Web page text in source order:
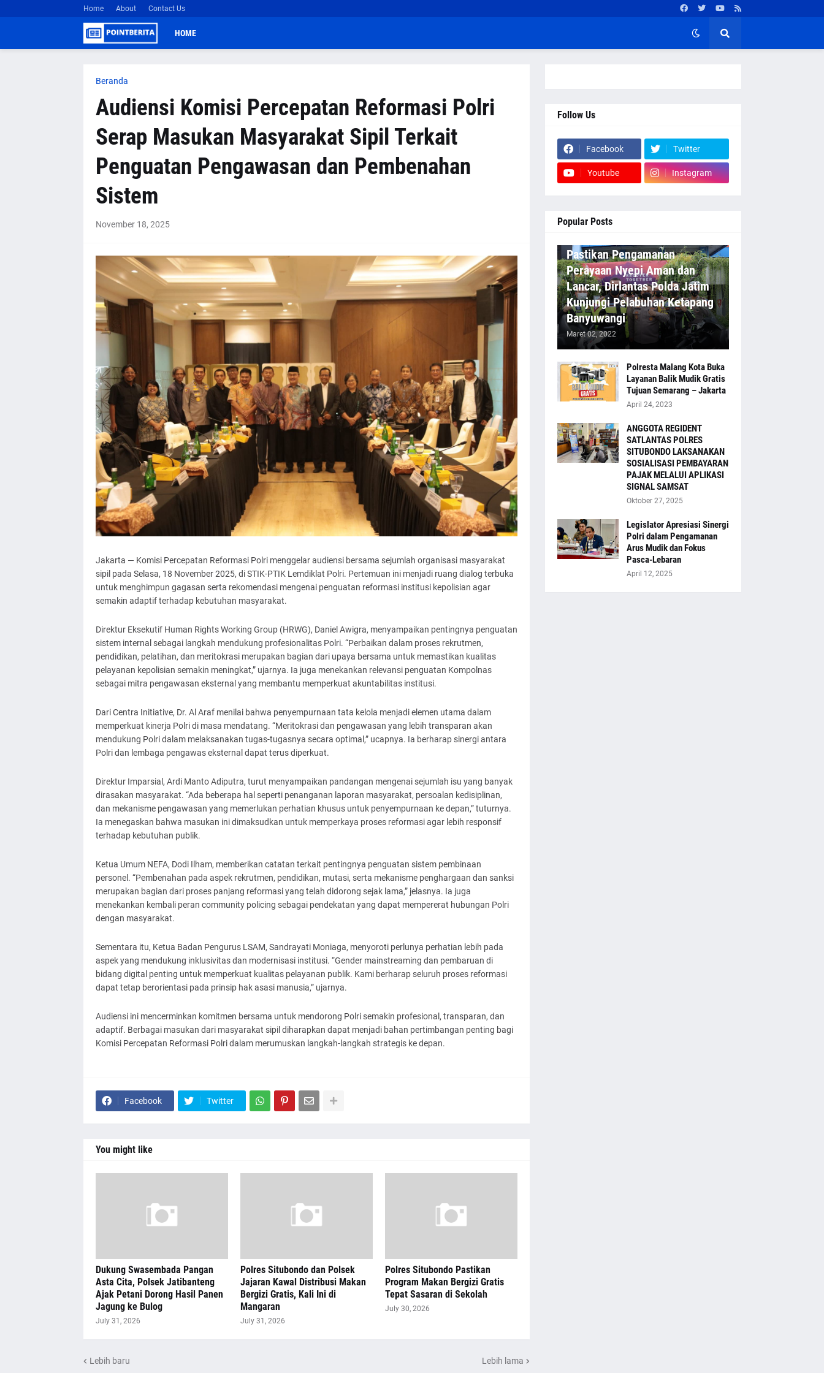
Home About Contact Us
HOME
Beranda
Audiensi Komisi Percepatan Reformasi Polri
Serap Masukan Masyarakat Sipil Terkait
Penguatan Pengawasan dan Pembenahan
Sistem
November 18, 2025
Jakarta — Komisi Percepatan Reformasi Polri menggelar audiensi bersama sejumlah organisasi masyarakat
sipil pada Selasa, 18 November 2025, di STIK-PTIK Lemdiklat Polri. Pertemuan ini menjadi ruang dialog terbuka
untuk menghimpun gagasan serta rekomendasi mengenai penguatan reformasi institusi kepolisian agar
semakin adaptif terhadap kebutuhan masyarakat.
Direktur Eksekutif Human Rights Working Group (HRWG), Daniel Awigra, menyampaikan pentingnya penguatan
sistem internal sebagai langkah mendukung profesionalitas Polri. “Perbaikan dalam proses rekrutmen,
pendidikan, pelatihan, dan meritokrasi merupakan bagian dari upaya bersama untuk memastikan kualitas
pelayanan kepolisian semakin meningkat,” ujarnya. Ia juga menekankan relevansi penguatan Kompolnas
sebagai mitra pengawasan eksternal yang membantu memperkuat akuntabilitas institusi.
Dari Centra Initiative, Dr. Al Araf menilai bahwa penyempurnaan tata kelola menjadi elemen utama dalam
memperkuat kinerja Polri di masa mendatang. “Meritokrasi dan pengawasan yang lebih transparan akan
mendukung Polri dalam melaksanakan tugas-tugasnya secara optimal,” ucapnya. Ia berharap sinergi antara
Polri dan lembaga pengawas eksternal dapat terus diperkuat.
Direktur Imparsial, Ardi Manto Adiputra, turut menyampaikan pandangan mengenai sejumlah isu yang banyak
dirasakan masyarakat. “Ada beberapa hal seperti penanganan laporan masyarakat, persoalan kedisiplinan,
dan mekanisme pengawasan yang memerlukan perhatian khusus untuk penyempurnaan ke depan,” tuturnya.
Ia menegaskan bahwa masukan ini dimaksudkan untuk memperkaya proses reformasi agar lebih responsif
terhadap kebutuhan publik.
Ketua Umum NEFA, Dodi Ilham, memberikan catatan terkait pentingnya penguatan sistem pembinaan
personel. “Pembenahan pada aspek rekrutmen, pendidikan, mutasi, serta mekanisme penghargaan dan sanksi
merupakan bagian dari proses panjang reformasi yang telah didorong sejak lama,” jelasnya. Ia juga
menekankan kembali peran community policing sebagai pendekatan yang dapat mempererat hubungan Polri
dengan masyarakat.
Sementara itu, Ketua Badan Pengurus LSAM, Sandrayati Moniaga, menyoroti perlunya perhatian lebih pada
aspek yang mendukung inklusivitas dan modernisasi institusi. “Gender mainstreaming dan pembaruan di
bidang digital penting untuk memperkuat kualitas pelayanan publik. Kami berharap seluruh proses reformasi
dapat tetap berorientasi pada prinsip hak asasi manusia,” ujarnya.
Audiensi ini mencerminkan komitmen bersama untuk mendorong Polri semakin profesional, transparan, dan
adaptif. Berbagai masukan dari masyarakat sipil diharapkan dapat menjadi bahan pertimbangan penting bagi
Komisi Percepatan Reformasi Polri dalam merumuskan langkah-langkah strategis ke depan.
Facebook Twitter
You might like
Dukung Swasembada Pangan
Asta Cita, Polsek Jatibanteng
Ajak Petani Dorong Hasil Panen
Jagung ke Bulog
July 31, 2026
Polres Situbondo dan Polsek
Jajaran Kawal Distribusi Makan
Bergizi Gratis, Kali Ini di
Mangaran
July 31, 2026
Polres Situbondo Pastikan
Program Makan Bergizi Gratis
Tepat Sasaran di Sekolah
July 30, 2026
Lebih baru Lebih lama
Follow Us
Facebook Twitter
Youtube Instagram
Popular Posts
Pastikan Pengamanan
Perayaan Nyepi Aman dan
Lancar, Dirlantas Polda Jatim
Kunjungi Pelabuhan Ketapang
Banyuwangi
Maret 02, 2022
Polresta Malang Kota Buka
Layanan Balik Mudik Gratis
Tujuan Semarang – Jakarta
April 24, 2023
ANGGOTA REGIDENT
SATLANTAS POLRES
SITUBONDO LAKSANAKAN
SOSIALISASI PEMBAYARAN
PAJAK MELALUI APLIKASI
SIGNAL SAMSAT
Oktober 27, 2025
Legislator Apresiasi Sinergi
Polri dalam Pengamanan
Arus Mudik dan Fokus
Pasca-Lebaran
April 12, 2025